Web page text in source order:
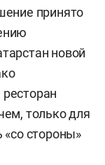
принято
новой
только для
«со стороны»